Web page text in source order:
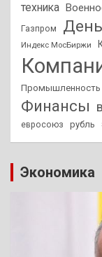
техника
Газпром
Индекс МосБиржи
Промышленность
Финансы
евросоюз рубль
Экономика